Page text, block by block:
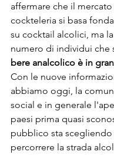
affermare che il
cockteleria si basa
su cocktail alcolici, ma la
numero di individui che
bere analcolico è in
Con le nuove
abbiamo oggi, la
social e in generale
paesi prima quasi
pubblico sta
percorrere la strada